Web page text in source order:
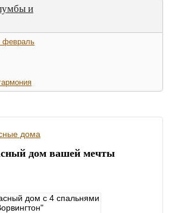
и
февраль
дом вашей мечты